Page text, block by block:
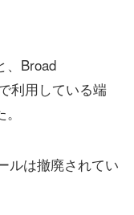
、Broad
利用している端
ルは撤廃されてい